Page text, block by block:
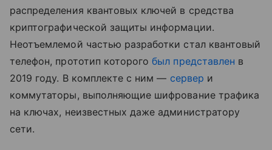
распределения квантовых ключей в средства
криптографической защиты информации.
Неотъемлемой частью разработки стал квантовый
телефон, прототип которогобыл представлен в
2019 году. В комплекте с ним — сервер и
коммутаторы, выполняющие шифрование трафика
на ключах, неизвестных даже администратору
сети.